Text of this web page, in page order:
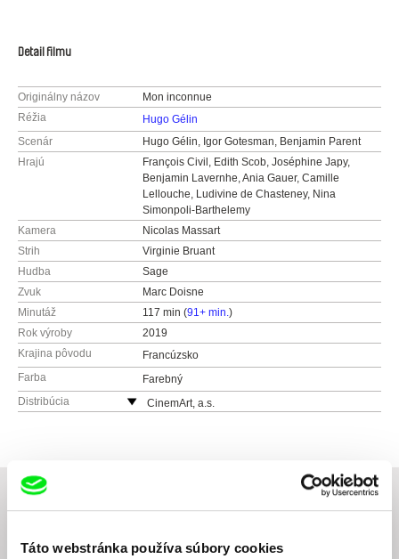
Táto webstránka používa súbory cookies
Detail filmu
Originálny názov
Mon inconnue
Réžia
Hugo Gélin
Scenár
Hugo Gélin, Igor Gotesman, Benjamin Parent
Hrajú
François Civil, Edith Scob, Joséphine Japy,
Benjamin Lavernhe, Ania Gauer, Camille
Lellouche, Ludivine de Chasteney, Nina
Simonpoli-Barthelemy
Kamera
Nicolas Massart
Strih
Virginie Bruant
Hudba
Sage
Zvuk
Marc Doisne
Minutáž
117 min (91+ min.)
Rok výroby
2019
Krajina pôvodu
Francúzsko
Farba
Farebný
Distribúcia
CinemArt, a.s.
e-mail: info@cinemart.cz
Súvisiace filmy (20)